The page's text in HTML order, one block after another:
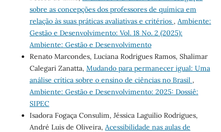
sobre as concepções dos professores de química em
relação às suas práticas avaliativas e critérios , Ambiente:
Gestão e Desenvolvimento: Vol. 18 No. 2 (2025):
Ambiente: Gestão e Desenvolvimento
Renato Marcondes, Luciana Rodrigues Ramos, Shalimar
Calegari Zanatta, Mudando para permanecer igual: Uma
análise crítica sobre o ensino de ciências no Brasil ,
Ambiente: Gestão e Desenvolvimento: 2025: Dossiê:
SIPEC
Isadora Fogaça Consulim, Jéssica Laguilio Rodrigues,
André Luis de Oliveira, Acessibilidade nas aulas de